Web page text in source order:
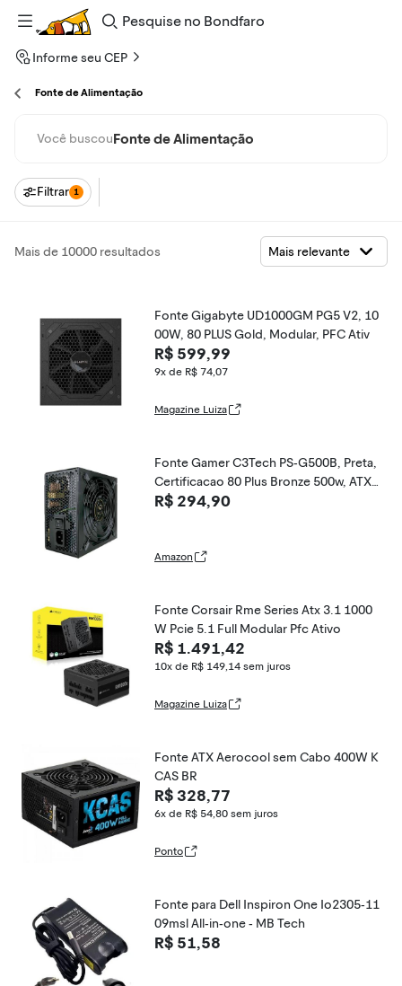
Pesquise
Bondfaro
Informe seu CEP
Fonte de Alimentação
Você buscouFonte de Alimentação
Filtrar 1
Mais de 10000 resultados
Fonte Gigabyte UD1000GM PG5 V2, 10
00W, 80 PLUS Gold, Modular, PFC Ativ
R$ 599,99
9x de R$ 74,07
Magazine Luiza
Fonte Gamer C3Tech PS-G500B, Preta,
Certificacao 80 Plus Bronze 500w, ATX,
PFC ativo Bivolt automatico 115/230V,
R$ 294,90
Amazon
Fonte Corsair Rme Series Atx 3.1 1000
W Pcie 5.1 Full Modular Pfc Ativo
R$ 1.491,42
10x de R$ 149,14 sem juros
Magazine Luiza
Fonte ATX Aerocool sem Cabo 400W K
CAS BR
R$ 328,77
6x de R$ 54,80 sem juros
Ponto
Fonte para Dell Inspiron One Io2305-11
09msl All-in-one - MB Tech
R$ 51,58